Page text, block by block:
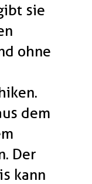
sie
ohne
dem
Der
kann